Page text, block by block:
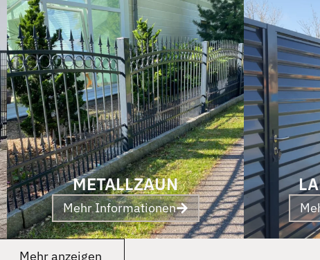
METALLZAUN
Mehr Informationen
Mehr anzeigen